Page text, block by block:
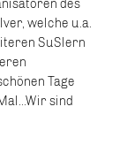
des
welche u.a.
SuSlern
Tage
sind